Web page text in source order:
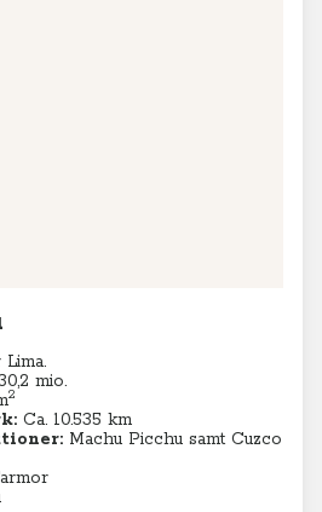
mio.
2
Ca. 10.535 km
Machu Picchu samt Cuzco